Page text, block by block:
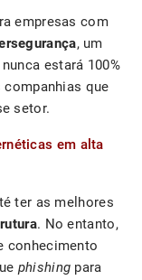
empresas com
, um
nunca estará 100%
que
setor.
em alta
ter as melhores
. No entanto,
conhecimento
phishing para